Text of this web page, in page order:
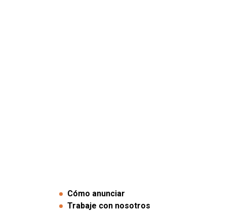
Cómo anunciar
Trabaje con nosotros